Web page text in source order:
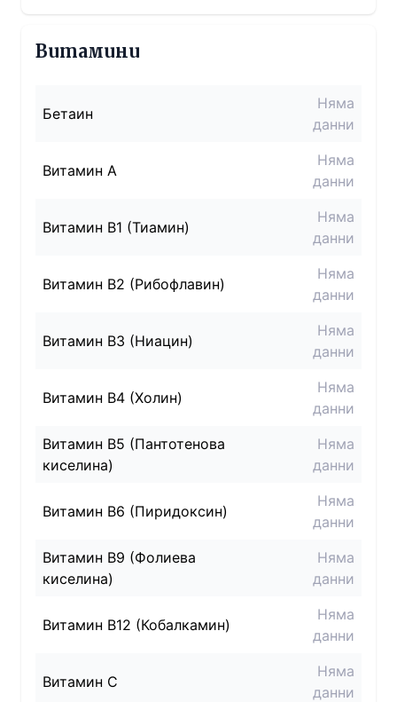
Витамини
Бетаин
Няма
данни
Витамин A
Няма
данни
Витамин B1 (Тиамин)
Няма
данни
Витамин B2 (Рибофлавин)
Няма
данни
Витамин B3 (Ниацин)
Няма
данни
Витамин B4 (Холин)
Няма
данни
Витамин B5 (Пантотенова
киселина)
Няма
данни
Витамин B6 (Пиридоксин)
Няма
данни
Витамин B9 (Фолиева
киселина)
Няма
данни
Витамин B12 (Кобалкамин)
Няма
данни
Витамин C
Няма
данни